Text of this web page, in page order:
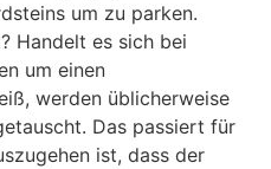
um zu parken.
Handelt es sich bei
um einen
werden üblicherweise
Das passiert für
ist, dass der